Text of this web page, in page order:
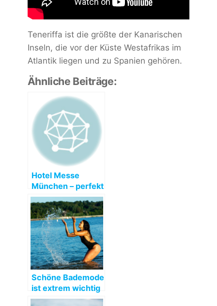
Teneriffa ist die größte der Kanarischen
Inseln, die vor der Küste Westafrikas im
Atlantik liegen und zu Spanien gehören.
Ähnliche Beiträge:
Hotel Messe
München – perfekt
für Kongresse und
Ausstellungen
Schöne Bademode
ist extrem wichtig
für die heißen